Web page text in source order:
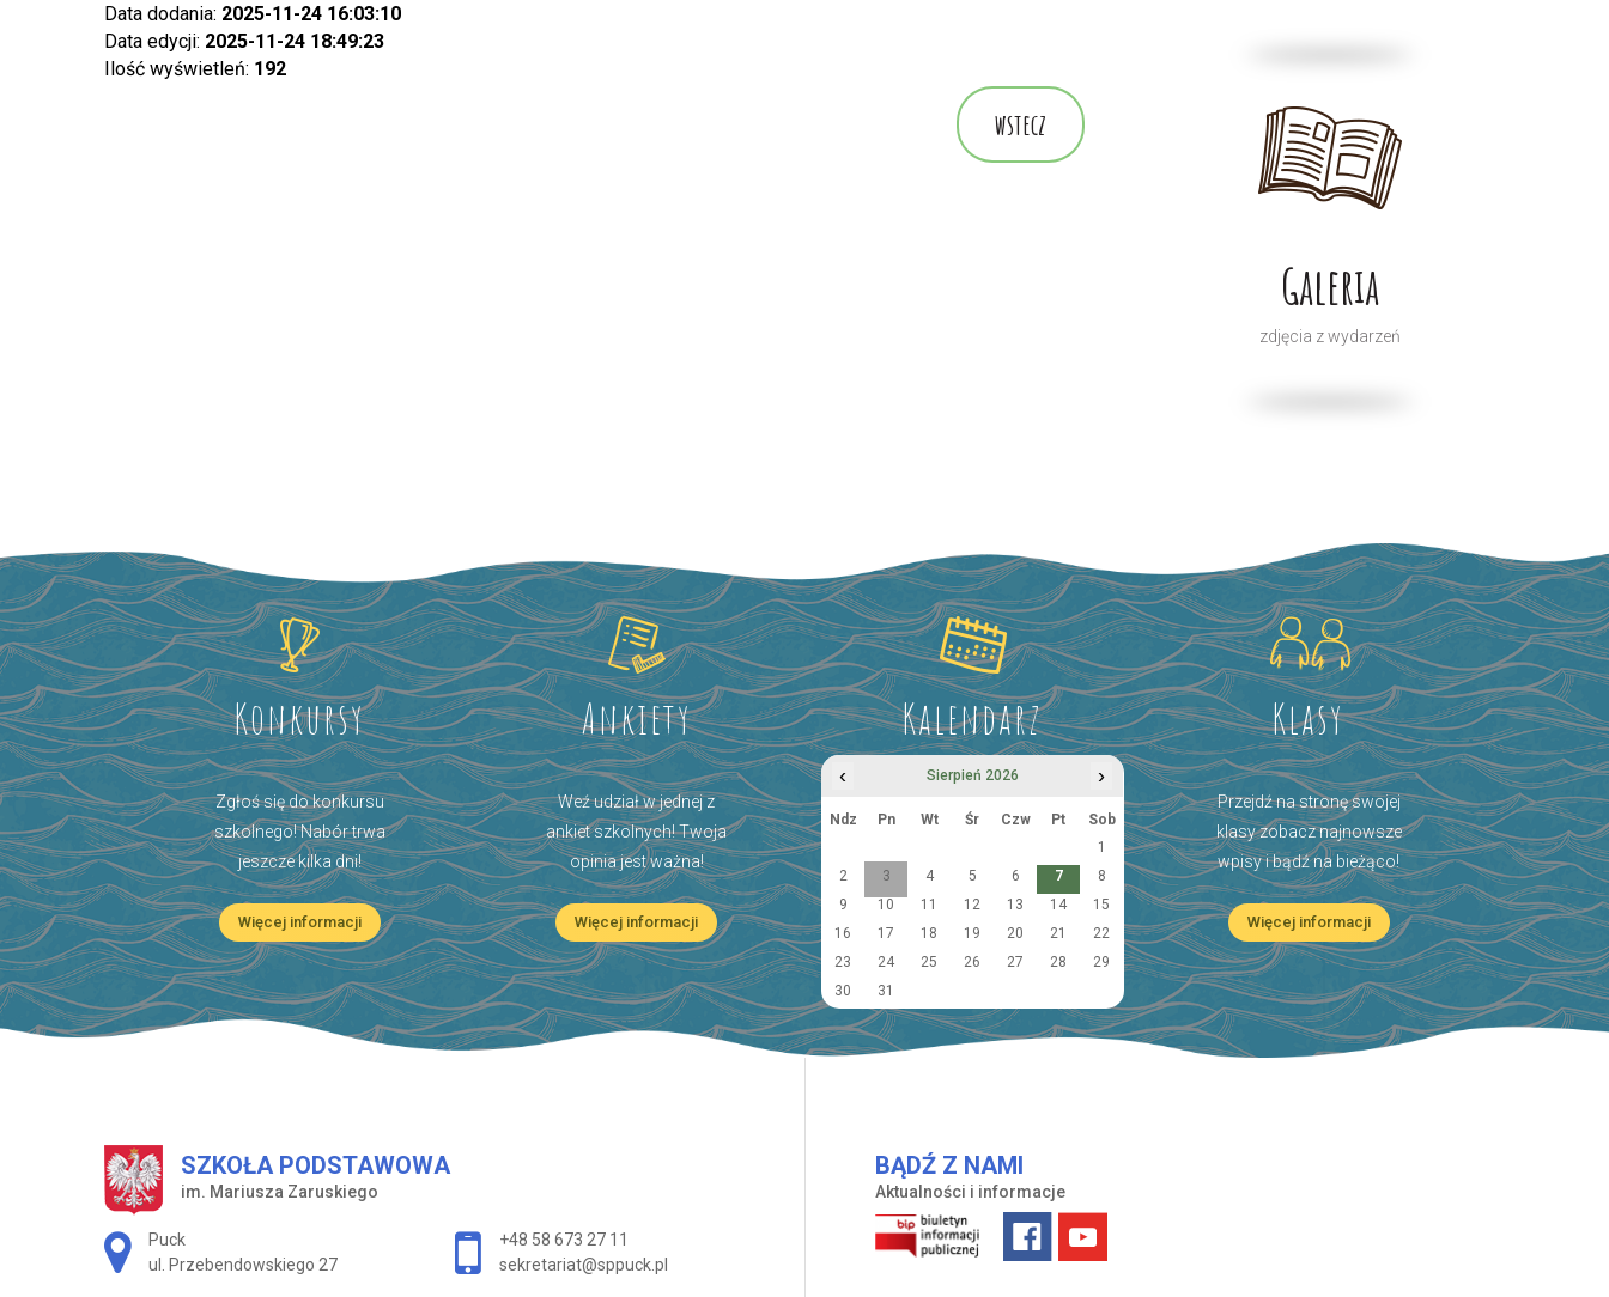
Data dodania: 2025-11-24 16:03:10
Data edycji: 2025-11-24 18:49:23
Ilość wyświetleń: 192
wstecz
Galeria
zdjęcia z wydarzeń
Konkursy
Zgłoś się do konkursu
szkolnego! Nabór trwa
jeszcze kilka dni!
Więcej informacji
Ankiety
Weź udział w jednej z
ankiet szkolnych! Twoja
opinia jest ważna!
Więcej informacji
Kalendarz
‹ Sierpień 2026 ›
Ndz Pn Wt Śr Czw Pt
Sob
1
2
3 4 5 6 7
8
9
10 11 12 13 14
15
16
17 18 19 20 21
22
23
24 25 26 27 28
29
30
31
Klasy
Przejdź na stronę swojej
klasy zobacz najnowsze
wpisy i bądź na bieżąco!
Więcej informacji
SZKOŁA PODSTAWOWA
im. Mariusza Zaruskiego
Adres pocztowy:
Puck
ul. Przebendowskiego 27
+48 58 673 27 11
sekretariat@sppuck.pl
BĄDŹ Z NAMI
Aktualności i informacje